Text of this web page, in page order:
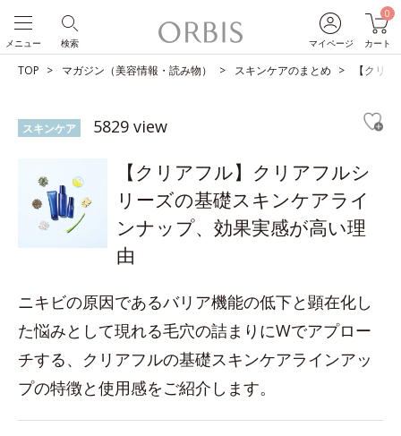
マイページ
0
カート
検索
メニュー
TOP マガジン（美容情報・読み物） スキンケアのまとめ 【クリ
スキンケア 5829 view
【クリアフル】クリアフルシ
リーズの基礎スキンケアライ
ンナップ、効果実感が高い理
由
ニキビの原因であるバリア機能の低下と顕在化し
た悩みとして現れる毛穴の詰まりにWでアプロー
チする、クリアフルの基礎スキンケアラインアッ
プの特徴と使用感をご紹介します。